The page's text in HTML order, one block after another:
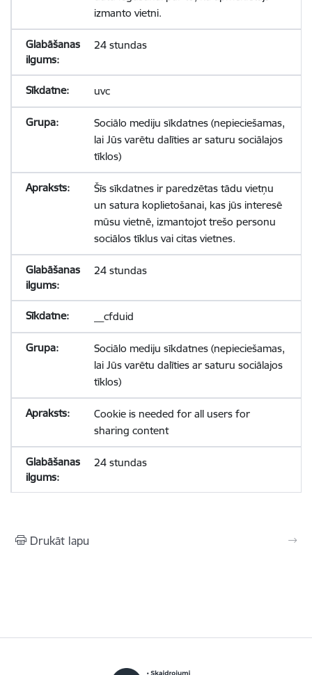
izmanto vietni.
24 stundas
uvc
Sociālo mediju sīkdatnes (nepieciešamas,
lai Jūs varētu dalīties ar saturu sociālajos
tīklos)
Šīs sīkdatnes ir paredzētas tādu vietņu
un satura koplietošanai, kas jūs interesē
mūsu vietnē, izmantojot trešo personu
sociālos tīklus vai citas vietnes.
24 stundas
__cfduid
Sociālo mediju sīkdatnes (nepieciešamas,
lai Jūs varētu dalīties ar saturu sociālajos
tīklos)
Cookie is needed for all users for
sharing content
24 stundas
Drukāt lapu